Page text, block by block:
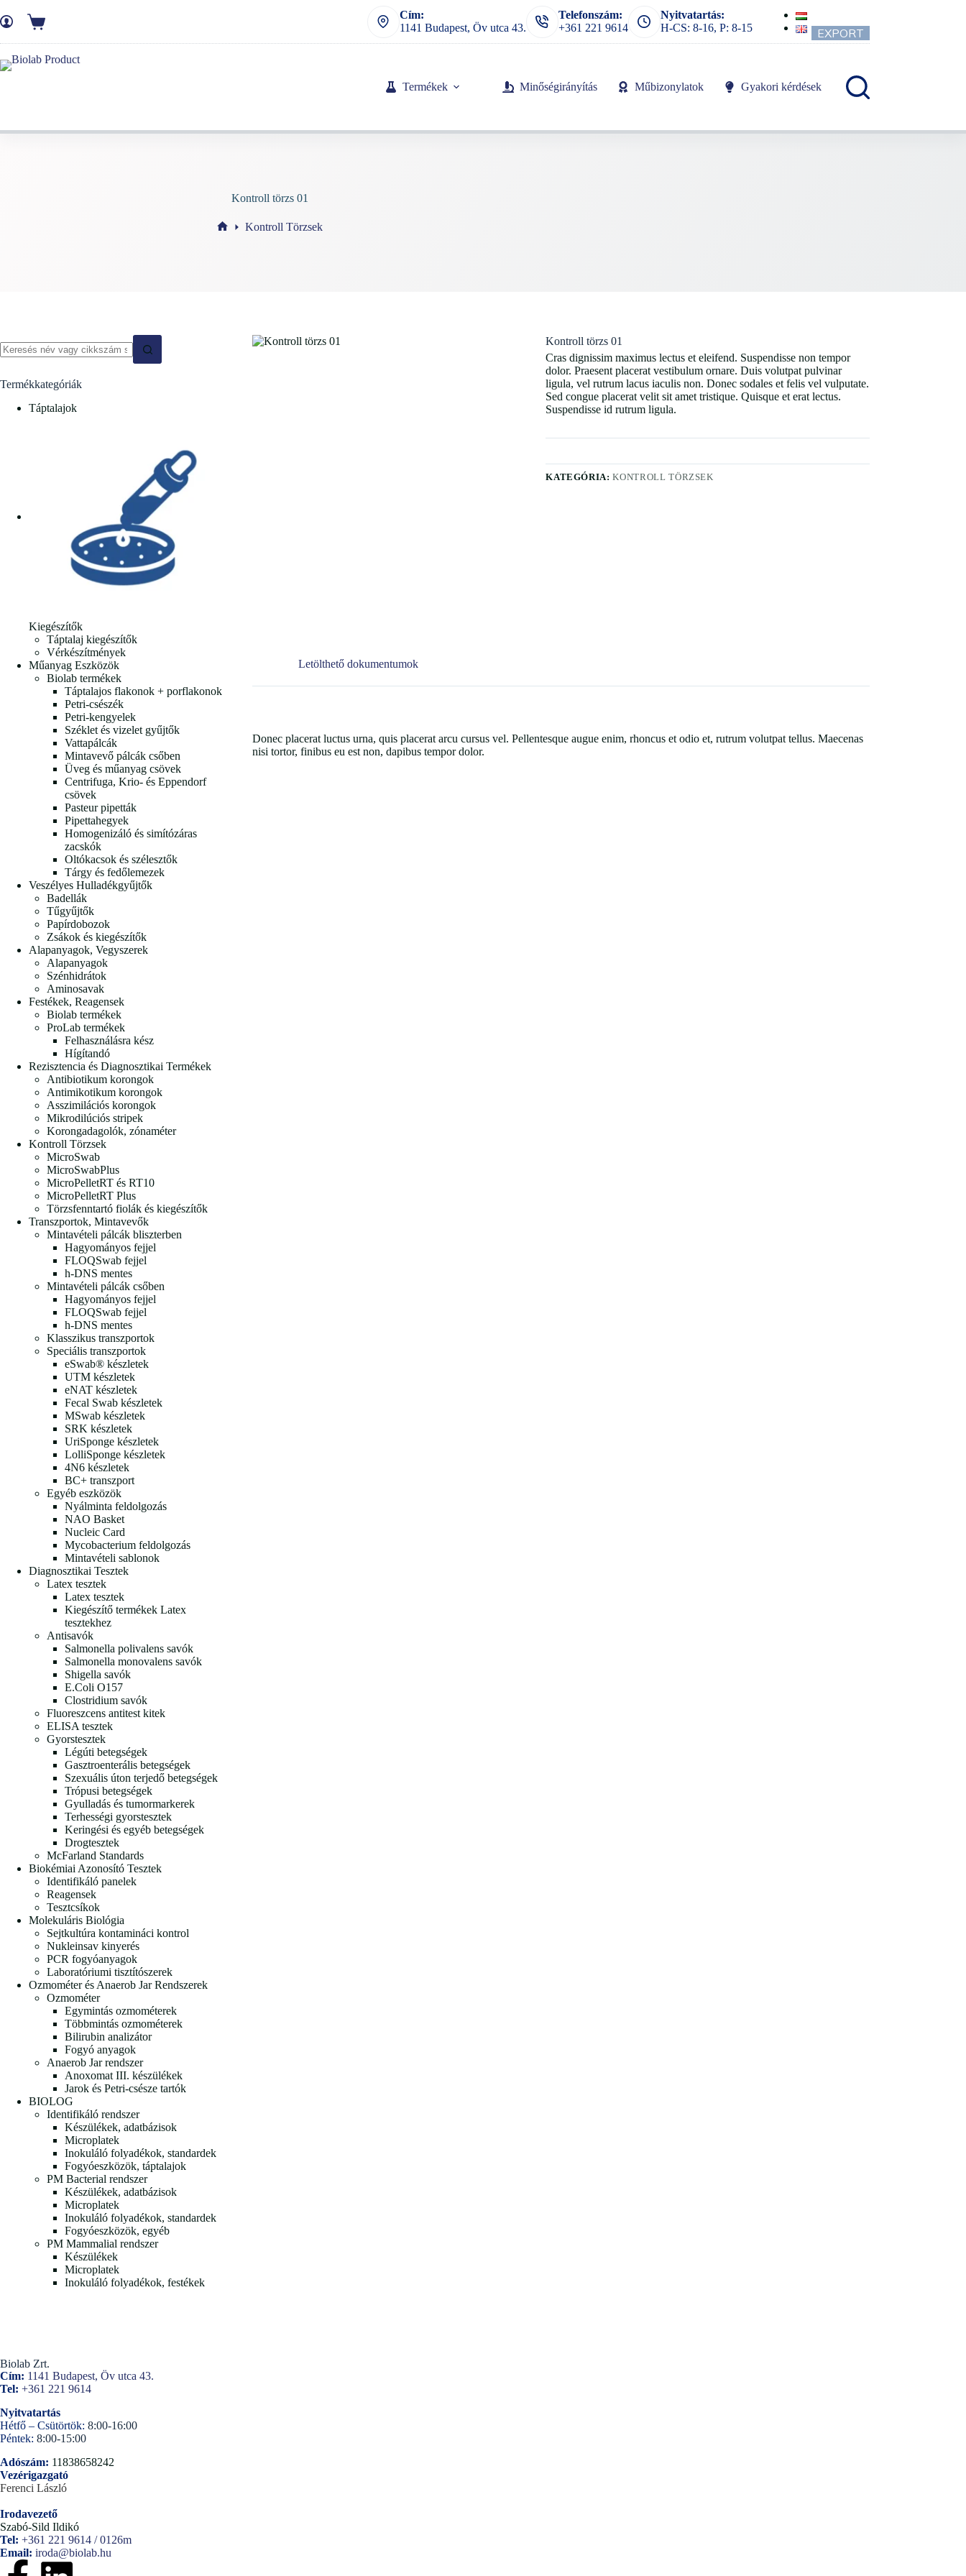
Cím:
1141 Budapest, Öv utca 43.
Telefonszám:
+361 221 9614
Nyitvatartás:
H-CS: 8-16, P: 8-15
EXPORT
Termékek Minőségirányítás Műbizonylatok Gyakori kérdések
Kontroll törzs 01
Kontroll Törzsek
Kontroll törzs 01
Cras dignissim maximus lectus et eleifend. Suspendisse non tempor
dolor. Praesent placerat vestibulum ornare. Duis volutpat pulvinar
ligula, vel rutrum lacus iaculis non. Donec sodales et felis vel vulputate.
Sed congue placerat velit sit amet tristique. Quisque et erat lectus.
Suspendisse id rutrum ligula.
KATEGÓRIA:KONTROLL TÖRZSEK
Letölthető dokumentumok
Donec placerat luctus urna, quis placerat arcu cursus vel. Pellentesque augue enim, rhoncus et odio et, rutrum volutpat tellus. Maecenas
nisi tortor, finibus eu est non, dapibus tempor dolor.
Termékkategóriák
Táptalajok
Kiegészítők
Táptalaj kiegészítők
Vérkészítmények
Műanyag Eszközök
Biolab termékek
Táptalajos flakonok + porflakonok
Petri-csészék
Petri-kengyelek
Széklet és vizelet gyűjtők
Vattapálcák
Mintavevő pálcák csőben
Üveg és műanyag csövek
Centrifuga, Krio- és Eppendorf
csövek
Pasteur pipetták
Pipettahegyek
Homogenizáló és simítózáras
zacskók
Oltókacsok és szélesztők
Tárgy és fedőlemezek
Veszélyes Hulladékgyűjtők
Badellák
Tűgyűjtők
Papírdobozok
Zsákok és kiegészítők
Alapanyagok, Vegyszerek
Alapanyagok
Szénhidrátok
Aminosavak
Festékek, Reagensek
Biolab termékek
ProLab termékek
Felhasználásra kész
Hígítandó
Rezisztencia és Diagnosztikai Termékek
Antibiotikum korongok
Antimikotikum korongok
Asszimilációs korongok
Mikrodilúciós stripek
Korongadagolók, zónaméter
Kontroll Törzsek
MicroSwab
MicroSwabPlus
MicroPelletRT és RT10
MicroPelletRT Plus
Törzsfenntartó fiolák és kiegészítők
Transzportok, Mintavevők
Mintavételi pálcák bliszterben
Hagyományos fejjel
FLOQSwab fejjel
h-DNS mentes
Mintavételi pálcák csőben
Hagyományos fejjel
FLOQSwab fejjel
h-DNS mentes
Klasszikus transzportok
Speciális transzportok
eSwab® készletek
UTM készletek
eNAT készletek
Fecal Swab készletek
MSwab készletek
SRK készletek
UriSponge készletek
LolliSponge készletek
4N6 készletek
BC+ transzport
Egyéb eszközök
Nyálminta feldolgozás
NAO Basket
Nucleic Card
Mycobacterium feldolgozás
Mintavételi sablonok
Diagnosztikai Tesztek
Latex tesztek
Latex tesztek
Kiegészítő termékek Latex
tesztekhez
Antisavók
Salmonella polivalens savók
Salmonella monovalens savók
Shigella savók
E.Coli O157
Clostridium savók
Fluoreszcens antitest kitek
ELISA tesztek
Gyorstesztek
Légúti betegségek
Gasztroenterális betegségek
Szexuális úton terjedő betegségek
Trópusi betegségek
Gyulladás és tumormarkerek
Terhességi gyorstesztek
Keringési és egyéb betegségek
Drogtesztek
McFarland Standards
Biokémiai Azonosító Tesztek
Identifikáló panelek
Reagensek
Tesztcsíkok
Molekuláris Biológia
Sejtkultúra kontamináci kontrol
Nukleinsav kinyerés
PCR fogyóanyagok
Laboratóriumi tisztítószerek
Ozmométer és Anaerob Jar Rendszerek
Ozmométer
Egymintás ozmométerek
Többmintás ozmométerek
Bilirubin analizátor
Fogyó anyagok
Anaerob Jar rendszer
Anoxomat III. készülékek
Jarok és Petri-csésze tartók
BIOLOG
Identifikáló rendszer
Készülékek, adatbázisok
Microplatek
Inokuláló folyadékok, standardek
Fogyóeszközök, táptalajok
PM Bacterial rendszer
Készülékek, adatbázisok
Microplatek
Inokuláló folyadékok, standardek
Fogyóeszközök, egyéb
PM Mammalial rendszer
Készülékek
Microplatek
Inokuláló folyadékok, festékek
Biolab Zrt.
Cím: 1141 Budapest, Öv utca 43.
Tel: +361 221 9614
Nyitvatartás
Hétfő – Csütörtök: 8:00-16:00
Péntek: 8:00-15:00
Adószám: 11838658242
Vezérigazgató
Ferenci László
Irodavezető
Szabó-Sild Ildikó
Tel: +361 221 9614 / 0126m
Email: iroda@biolab.hu